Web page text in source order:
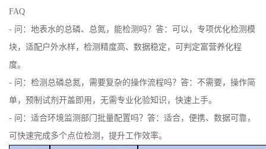
FAQ
- 问：地表水的总磷、总氮，能检测吗？答：可以，专项优化检测模
块，适配户外水样，检测精度高、数据稳定，可判定富营养化程
度。
- 问：检测总磷总氮，需要复杂的操作流程吗？答：不需要，操作简
单，预制试剂开盖即用，无需专业化验知识，快速上手。
- 问：适合环境监测部门批量配置吗？答：适合，便携、数据可靠，
可快速完成多个点位检测，提升工作效率。